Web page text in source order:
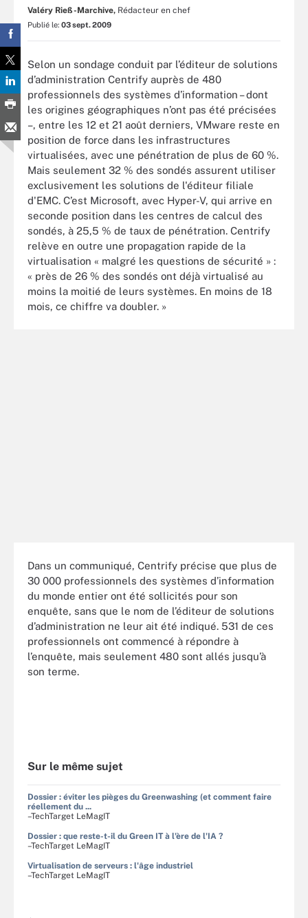
Valéry Rieß-Marchive, Rédacteur en chef
Publié le: 03 sept. 2009
Selon un sondage conduit par l’éditeur de solutions
d’administration Centrify auprès de 480
professionnels des systèmes d’information – dont
les origines géographiques n’ont pas été précisées
–, entre les 12 et 21 août derniers, VMware reste en
position de force dans les infrastructures
virtualisées, avec une pénétration de plus de 60 %.
Mais seulement 32 % des sondés assurent utiliser
exclusivement les solutions de l'éditeur filiale
d'EMC. C’est Microsoft, avec Hyper-V, qui arrive en
seconde position dans les centres de calcul des
sondés, à 25,5 % de taux de pénétration. Centrify
relève en outre une propagation rapide de la
virtualisation « malgré les questions de sécurité » :
« près de 26 % des sondés ont déjà virtualisé au
moins la moitié de leurs systèmes. En moins de 18
mois, ce chiffre va doubler. »
Dans un communiqué, Centrify précise que plus de
30 000 professionnels des systèmes d’information
du monde entier ont été sollicités pour son
enquête, sans que le nom de l’éditeur de solutions
d’administration ne leur ait été indiqué. 531 de ces
professionnels ont commencé à répondre à
l’enquête, mais seulement 480 sont allés jusqu’à
son terme.
Sur le même sujet
Dossier : éviter les pièges du Greenwashing (et comment faire
réellement du ...
–TechTarget LeMagIT
Dossier : que reste-t-il du Green IT à l'ère de l'IA ?
–TechTarget LeMagIT
Virtualisation de serveurs : l'âge industriel
–TechTarget LeMagIT